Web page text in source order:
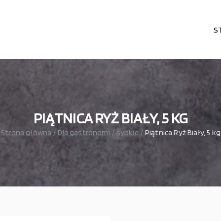
PIĄTNICA RYŻ BIAŁY, 5 KG
Strona główna Dla gastronomi sypkie Piątnica Ryż Biały, 5 kg